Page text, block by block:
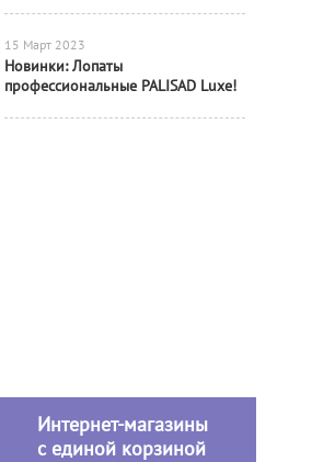
15 Март 2023
Новинки: Лопаты
профессиональные PALISAD Luxe!
Интернет-магазины
с единой корзиной